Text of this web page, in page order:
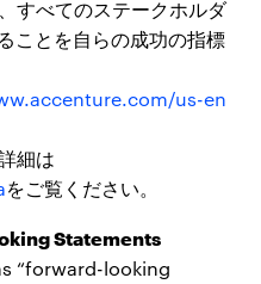
すべてのステークホルダ
ことを自らの成功の指標
us-en
細は
をご覧ください。
Statements
“forward-looking